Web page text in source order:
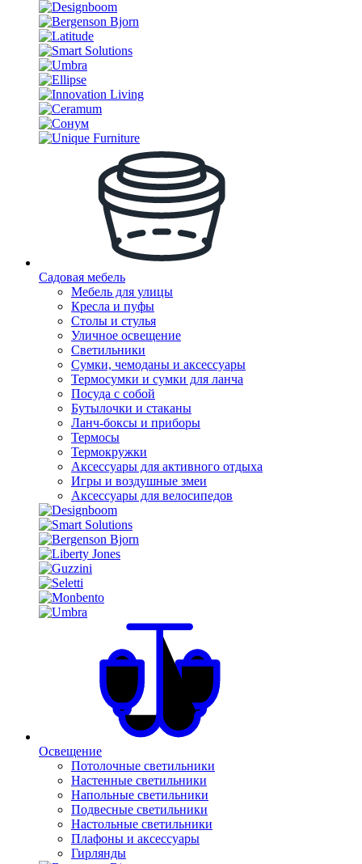
Садовая мебель
Мебель для улицы
Кресла и пуфы
Столы и стулья
Уличное освещение
Светильники
Сумки, чемоданы и аксессуары
Термосумки и сумки для ланча
Посуда с собой
Бутылочки и стаканы
Ланч-боксы и приборы
Термосы
Термокружки
Аксессуары для активного отдыха
Игры и воздушные змеи
Аксессуары для велосипедов
Освещение
Потолочные светильники
Настенные светильники
Напольные светильники
Подвесные светильники
Настольные светильники
Плафоны и аксессуары
Гирлянды